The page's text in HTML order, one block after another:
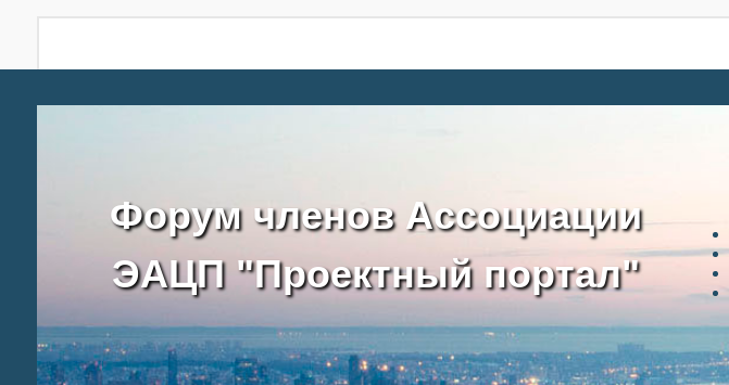
Форум членов Ассоциации
ЭАЦП "Проектный портал"